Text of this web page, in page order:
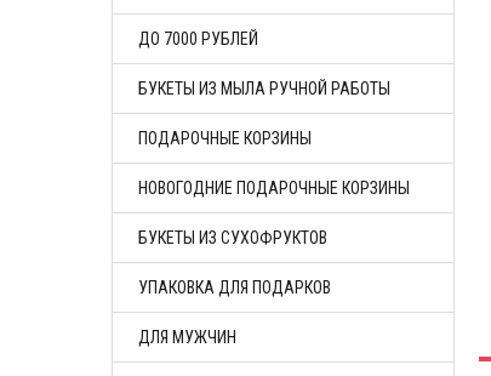
ДО 7000 РУБЛЕЙ
БУКЕТЫ ИЗ МЫЛА РУЧНОЙ РАБОТЫ
ПОДАРОЧНЫЕ КОРЗИНЫ
НОВОГОДНИЕ ПОДАРОЧНЫЕ КОРЗИНЫ
БУКЕТЫ ИЗ СУХОФРУКТОВ
УПАКОВКА ДЛЯ ПОДАРКОВ
ДЛЯ МУЖЧИН